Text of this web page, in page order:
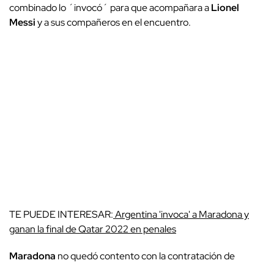
combinado lo ´invocó´ para que acompañara aLionel
Messiy a sus compañeros en el encuentro.
TE PUEDE INTERESAR:Argentina 'invoca' a Maradona y
ganan la final de Qatar 2022 en penales
Maradona no quedó contento con la contratación de